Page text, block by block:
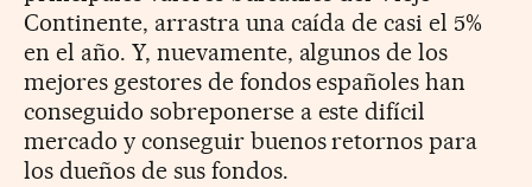
Continente, arrastra una caída de casi el 5%
en el año. Y, nuevamente, algunos de los
mejores gestores de fondos españoles han
conseguido sobreponerse a este difícil
mercado y conseguir buenos retornos para
los dueños de sus fondos.